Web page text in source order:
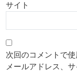
サイト
次回のコメントで
メールアドレス、サ